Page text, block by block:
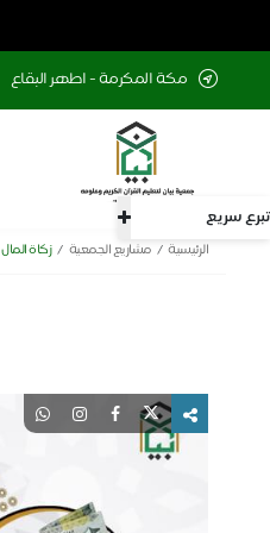
تبرع سريع
مكة المكرمة - اطهر البقاع
الرئيسية مشاريع الجمعية زكاة المال